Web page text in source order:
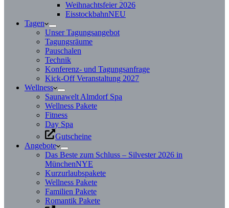
Weihnachtsfeier 2026
EisstockbahnNEU
Tagen
Unser Tagungsangebot
Tagungsräume
Pauschalen
Technik
Konferenz- und Tagungsanfrage
Kick-Off Veranstaltung 2027
Wellness
Saunawelt Almdorf Spa
Wellness Pakete
Fitness
Day Spa
Gutscheine
Angebote
Das Beste zum Schluss – Silvester 2026 in
MünchenNYE
Kurzurlaubspakete
Wellness Pakete
Familien Pakete
Romantik Pakete